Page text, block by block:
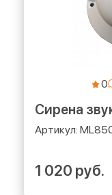
0
Сирена
1 020 руб.